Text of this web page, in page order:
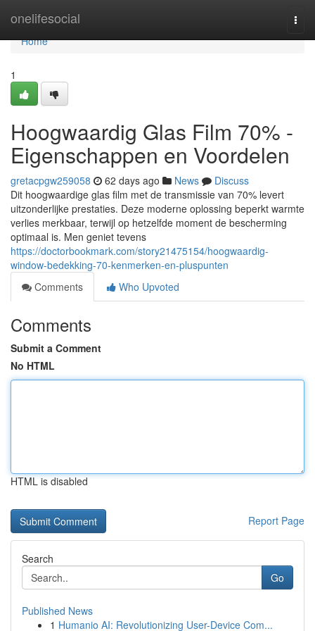
onelifesocial
Home
Home
1
Hoogwaardig Glas Film 70% -
Eigenschappen en Voordelen
gretacpgw259058 62 days ago News
Discuss
Dit hoogwaardige glas film met de transmissie van 70% levert
uitzonderlijke prestaties. Deze moderne oplossing beperkt warmte
verlies merkbaar, terwijl op hetzelfde moment de bescherming
optimaal is. Men geniet tevens
https://doctorbookmark.com/story21475154/hoogwaardig-
window-bedekking-70-kenmerken-en-pluspunten
Comments
Who Upvoted
Comments
Submit a Comment
No HTML
HTML is disabled
Report Page
Search
Go
Published News
1 Humanio AI: Revolutionizing User-Device Com...